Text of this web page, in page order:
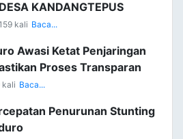
KANDANGTEPUS
kali Baca...
Awasi Ketat Penjaringan
Proses Transparan
kali Baca...
Penurunan Stunting